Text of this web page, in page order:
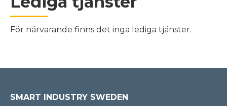
För närvarande finns det inga lediga tjänster.
SMART INDUSTRY SWEDEN